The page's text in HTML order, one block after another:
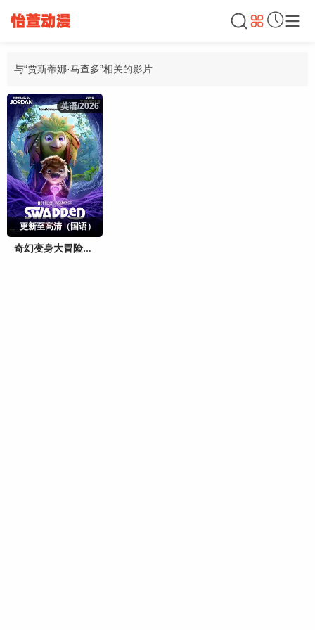
与“贾斯蒂娜·马查多”相关的影片
英语/2026
英语/2026
更新至高清（国语）
奇幻变身大冒险（国语）